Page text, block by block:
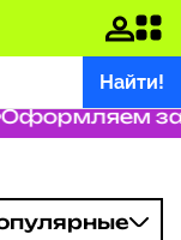
Найти!